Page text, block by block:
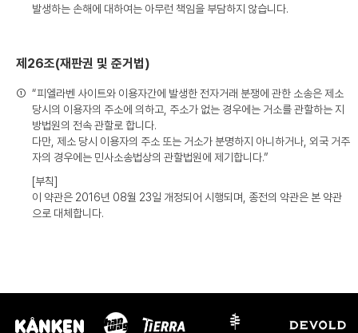
발생하는 손해에 대하여는 아무런 책임을 부담하지 않습니다.
제26조(재판권 및 준거법)
① “피엘라벤 사이트와 이용자간에 발생한 전자거래 분쟁에 관한 소송은 제소
당시의 이용자의 주소에 의하고, 주소가 없는 경우에는 거소를 관할하는 지
방법원의 전속 관할로 합니다.
다만, 제소 당시 이용자의 주소 또는 거소가 분명하지 아니하거나, 외국 거주
자의 경우에는 민사소송법상의 관할법원에 제기합니다.”
[부칙]
이 약관은 2016년 08월 23일 개정되어 시행되며, 종전의 약관은 본 약관
으로 대체합니다.